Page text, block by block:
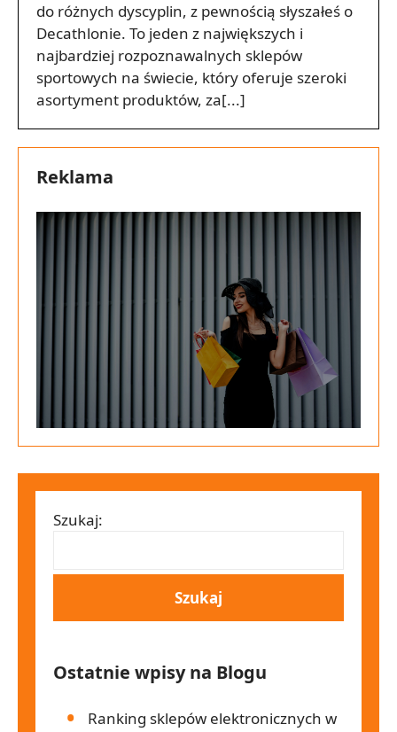
do różnych dyscyplin, z pewnością słyszałeś o
Decathlonie. To jeden z największych i
najbardziej rozpoznawalnych sklepów
sportowych na świecie, który oferuje szeroki
asortyment produktów, za[...]
Reklama
Szukaj:
Ostatnie wpisy na Blogu
Ranking sklepów elektronicznych w